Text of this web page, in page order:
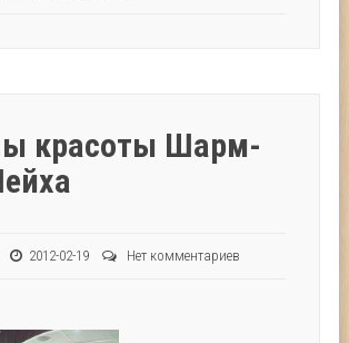
красоты Шарм-
2012-02-19 Нет комментариев